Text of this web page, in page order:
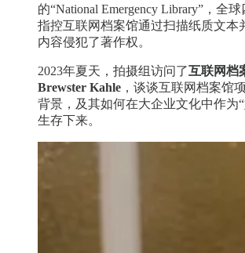
的“National Emergency Library”，全
指控互联网档案馆通过扫描纸质文本
内容侵犯了著作权。
2023年夏天，拍摄组访问了互联网档
Brewster Kahle ，谈谈互联网档案馆
背景，及其如何在大企业文化中作为
生存下来。